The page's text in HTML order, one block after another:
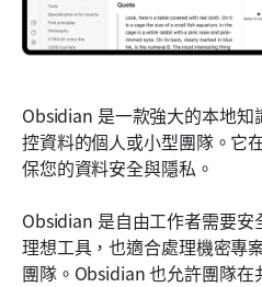
Obsidian 是一款強大的本地
控資料的個人或小型團隊。它
保您的資料安全與隱私。
Obsidian 是自由工作者需要
理想工具，也適合處理機密專
團隊。Obsidian 也允許團隊在